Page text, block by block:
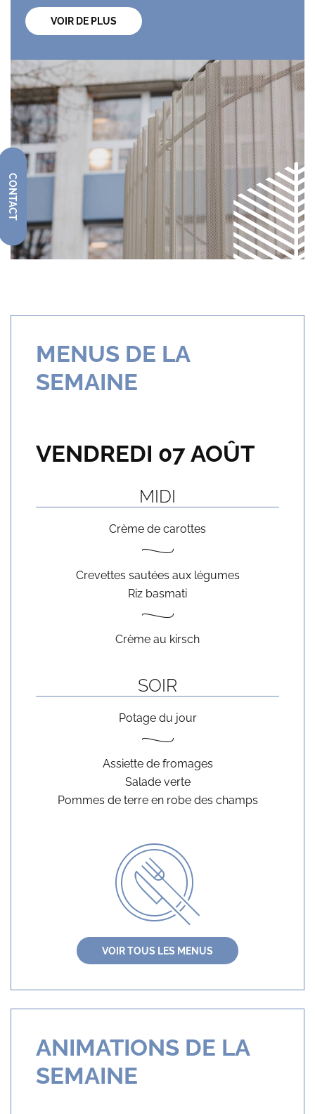
VOIR DE PLUS
MENUS DE LA
SEMAINE
VENDREDI 07 AOÛT
MIDI
Crème de carottes
Crevettes sautées aux légumes
Crème au kirsch
SOIR
Potage du jour
Assiette de fromages
Salade verte
Pommes de terre en robe des champs
VOIR TOUS LES MENUS
ANIMATIONS DE LA
SEMAINE
CONTACT